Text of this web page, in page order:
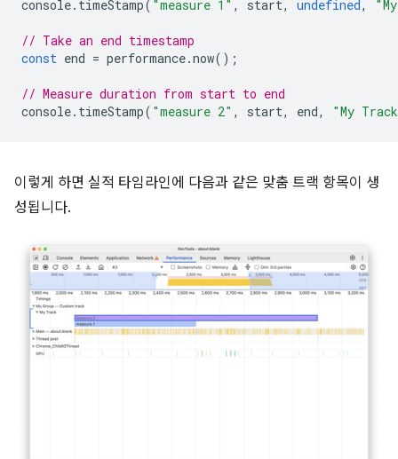
console. timeStamp( "measure 1" , start, undefined ,
// Take an end timestamp
const end = performance.now();
// Measure duration from start to end
console. timeStamp( "measure 2" , start, end, "My
이렇게 하면 실적 타임라인에 다음과 같은 맞춤 트랙 항목이 생
성됩니다.